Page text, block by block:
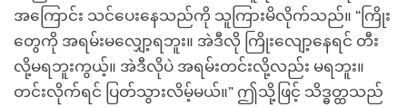
အကြောင်း သင်ပေးနေသည်ကို သူကြားမိလိုက်သည်။ “ကြိုး
တွေကို အရမ်းမလျှော့ရဘူး။ အဲဒီလို ကြိုးလျော့နေရင် တီး
လို့မရဘူးကွယ့်။ အဲဒီလိုပဲ အရမ်းတင်းလို့လည်း မရဘူး။
တင်းလိုက်ရင် ပြတ်သွားလိမ့်မယ်။” ဤသို့ဖြင့် သိဒ္ဓတ္ထသည်